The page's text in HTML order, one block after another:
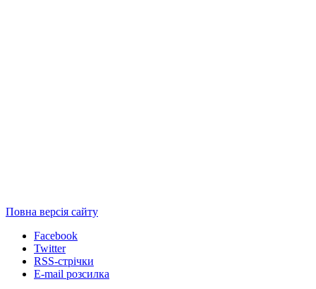
Повна версія сайту
Facebook
Twitter
RSS-стрічки
E-mail розсилка